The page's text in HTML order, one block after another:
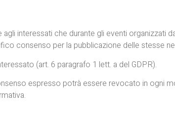
interessati che durante gli eventi organizzati
consenso per la pubblicazione delle stesse
(art. 6 paragrafo 1 lett. a del GDPR).
espresso potrà essere revocato in ogni